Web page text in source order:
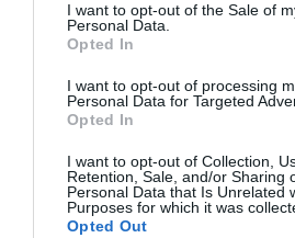
I want to opt-out of the Sale of
Personal Data.
Opted In
I want to opt-out of processing
Personal Data for Targeted
Opted In
I want to opt-out of Collection,
Retention, Sale, and/or Sharing
Personal Data that Is Unrelated
Purposes for which it was
Opted Out
των ερασιτεχνών αλιέων του
σήµερα οι παλαιότεροι
αποτέλεσµα να διαιωνίζουν
φορές κτηνωδίας απέναντι στην
διοργάνωσης θα βοηθήσει στην
αλιευτικής ιστορίας του τόπου
αλλά και της Ελλάδας γενικότερα,